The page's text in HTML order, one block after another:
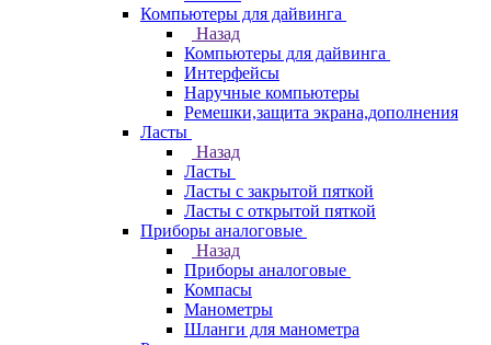
Компьютеры для дайвинга
Назад
Компьютеры для дайвинга
Интерфейсы
Наручные компьютеры
Ремешки,защита экрана,дополнения
Ласты
Назад
Ласты
Ласты с закрытой пяткой
Ласты с открытой пяткой
Приборы аналоговые
Назад
Приборы аналоговые
Компасы
Манометры
Шланги для манометра